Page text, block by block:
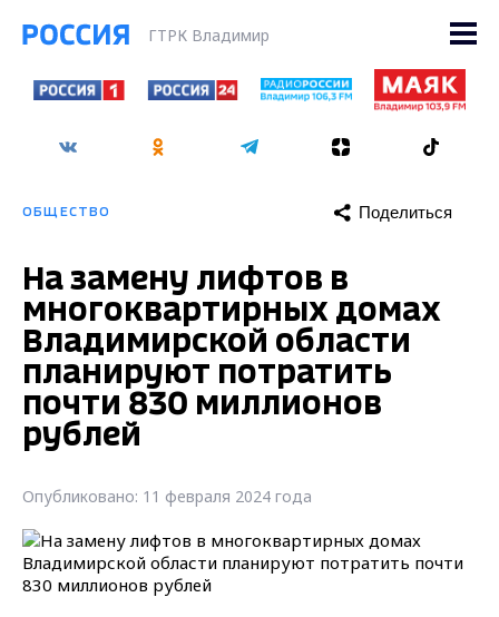
ГТРК Владимир
ОБЩЕСТВО Поделиться
На замену лифтов в
многоквартирных домах
Владимирской области
планируют потратить
почти 830 миллионов
рублей
Опубликовано: 11 февраля 2024 года